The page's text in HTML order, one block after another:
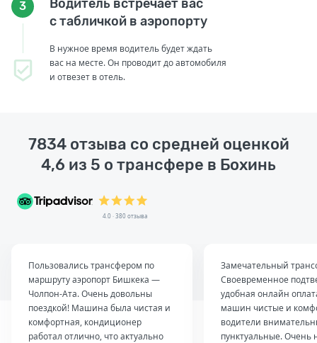
3
Водитель встречает вас
с табличкой в аэропорту
В нужное время водитель будет ждать
вас на месте. Он проводит до автомобиля
и отвезет в отель.
7834 отзыва со средней оценкой
4,6 из 5 о трансфере в Бохинь
4.0 · 380 отзыва
Пользовались трансфером по
маршруту аэропорт Бишкека —
Чолпон-Ата. Очень довольны
поездкой! Машина была чистая и
комфортная, кондиционер
работал отлично, что актуально
Замечательный
Своевременное
удобная онлайн
машин чистые и
водители
пунктуальные. Очень